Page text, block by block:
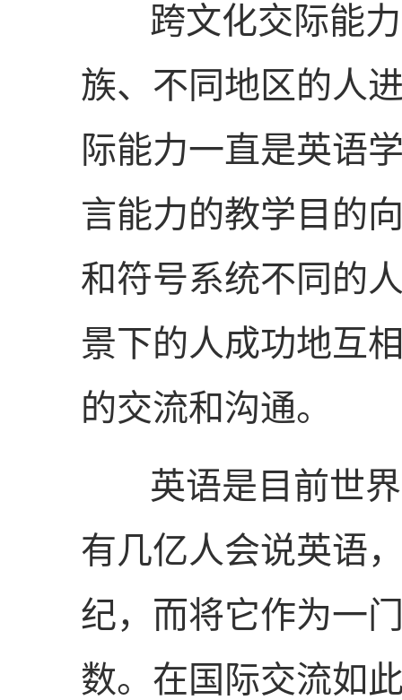
跨文化交际能力
族、不同地区的人
际能力一直是英语
言能力的教学目的
和符号系统不同的
景下的人成功地互
的交流和沟通。
英语是目前世界
有几亿人会说英语
纪，而将它作为一
数。在国际交流如